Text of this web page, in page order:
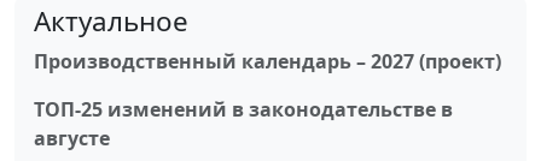
Актуальное
Производственный календарь – 2027 (проект)
ТОП-25 изменений в законодательстве в
августе